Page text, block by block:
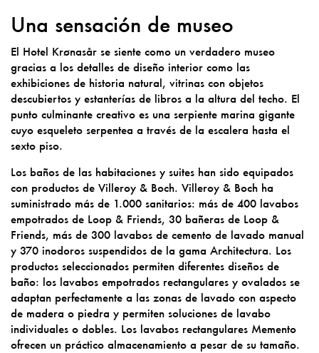
Una sensación de museo
El Hotel Krønasår se siente como un verdadero museo
gracias a los detalles de diseño interior como las
exhibiciones de historia natural, vitrinas con objetos
descubiertos y estanterías de libros a la altura del techo. El
punto culminante creativo es una serpiente marina gigante
cuyo esqueleto serpentea a través de la escalera hasta el
sexto piso.
Los baños de las habitaciones y suites han sido equipados
con productos de Villeroy & Boch. Villeroy & Boch ha
suministrado más de 1.000 sanitarios: más de 400 lavabos
empotrados de Loop & Friends, 30 bañeras de Loop &
Friends, más de 300 lavabos de cemento de lavado manual
y 370 inodoros suspendidos de la gama Architectura. Los
productos seleccionados permiten diferentes diseños de
baño: los lavabos empotrados rectangulares y ovalados se
adaptan perfectamente a las zonas de lavado con aspecto
de madera o piedra y permiten soluciones de lavabo
individuales o dobles. Los lavabos rectangulares Memento
ofrecen un práctico almacenamiento a pesar de su tamaño.